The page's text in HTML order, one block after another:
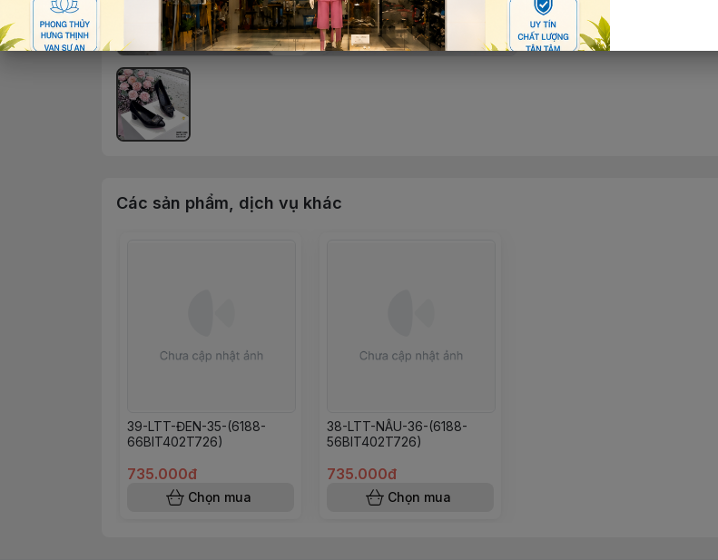
Các sản phẩm, dịch vụ khác
39-LTT-ĐEN-35-(6188-
66BIT402T726)
735.000đ
Chọn mua
38-LTT-NÂU-36-(6188-
56BIT402T726)
735.000đ
Chọn mua